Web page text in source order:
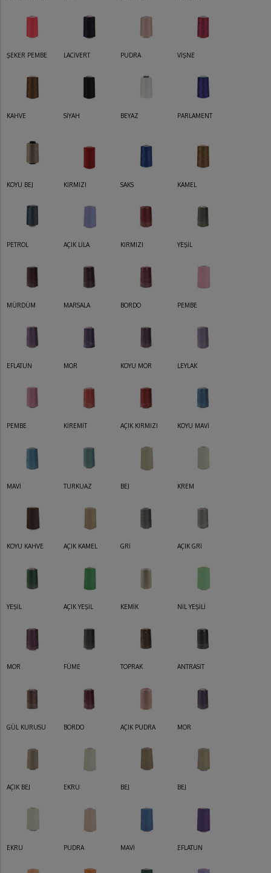
ŞEKER PEMBE LACİVERT PUDRA VİŞNE
KAHVE SİYAH BEYAZ PARLAMENT
KOYU BEJ KIRMIZI SAKS KAMEL
PETROL AÇIK LİLA KIRMIZI YEŞİL
MÜRDÜM MARSALA BORDO PEMBE
EFLATUN MOR KOYU MOR LEYLAK
PEMBE KİREMİT AÇIK KIRMIZI KOYU MAVİ
MAVİ TURKUAZ BEJ KREM
KOYU KAHVE AÇIK KAMEL GRİ AÇIK GRİ
YEŞİL AÇIK YEŞİL KEMİK NİL YEŞİLİ
MOR FÜME TOPRAK ANTRASİT
GÜL KURUSU BORDO AÇIK PUDRA MOR
AÇIK BEJ EKRU BEJ BEJ
EKRU PUDRA MAVİ EFLATUN